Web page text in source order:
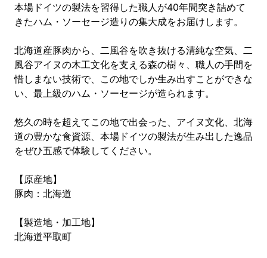
本場ドイツの製法を習得した職人が40年間突き詰めて
きたハム・ソーセージ造りの集大成をお届けします。
北海道産豚肉から、二風谷を吹き抜ける清純な空気、二
風谷アイヌの木工文化を支える森の樹々、職人の手間を
惜しまない技術で、この地でしか生み出すことができな
い、最上級のハム・ソーセージが造られます。
悠久の時を超えてこの地で出会った、アイヌ文化、北海
道の豊かな食資源、本場ドイツの製法が生み出した逸品
をぜひ五感で体験してください。
【原産地】
豚肉：北海道
【製造地・加工地】
北海道平取町